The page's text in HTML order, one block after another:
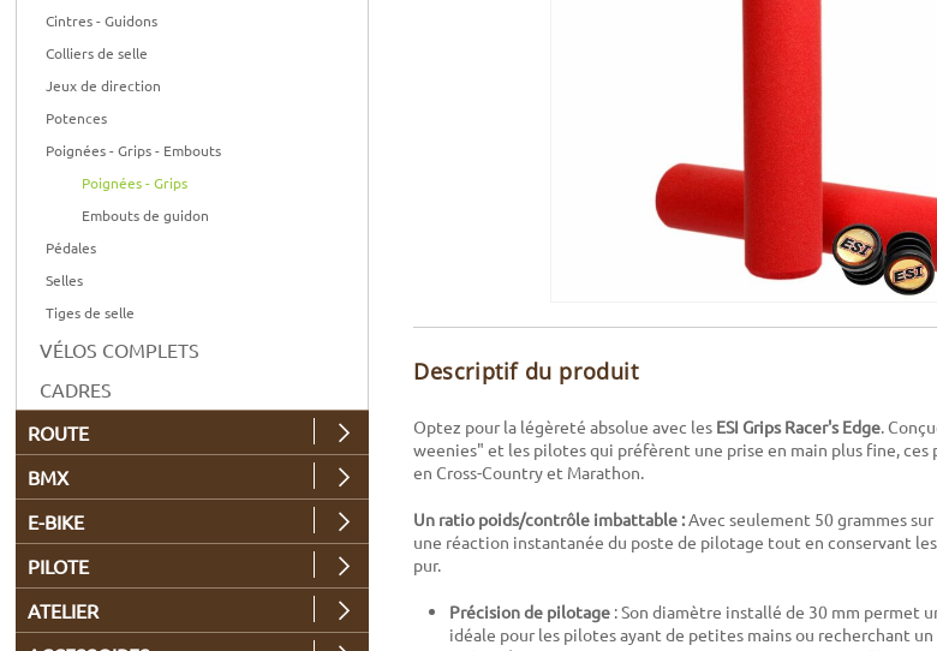
Descriptif du produit
Optez pour la légèreté absolue avec les ESI Grips Racer's Edge.
weenies" et les pilotes qui préfèrent une prise en main plus fine,
en Cross-Country et Marathon.
Un ratio poids/contrôle imbattable :Avec seulement 50 grammes
une réaction instantanée du poste de pilotage tout en conservant
pur.
Précision de pilotage : Son diamètre installé de 30 mm permet
idéale pour les pilotes ayant de petites mains ou recherchant
Cintres - Guidons
Colliers de selle
Jeux de direction
Potences
Poignées - Grips - Embouts
Poignées - Grips
Embouts de guidon
Pédales
Selles
Tiges de selle
VÉLOS COMPLETS
CADRES
ROUTE
BMX
E-BIKE
PILOTE
ATELIER